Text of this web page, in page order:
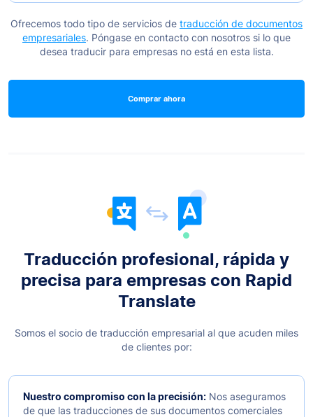
Ofrecemos todo tipo de servicios de traducción de documentos
empresariales. Póngase en contacto con nosotros si lo que
desea traducir para empresas no está en esta lista.
Comprar ahora
Traducción profesional, rápida y
precisa para empresas con Rapid
Translate
Somos el socio de traducción empresarial al que acuden miles
de clientes por:
Nuestro compromiso con la precisión: Nos aseguramos
de que las traducciones de sus documentos comerciales